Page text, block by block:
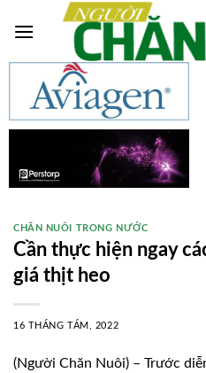
CHĂN NUÔI TRONG NƯỚC
Cần thực hiện ngay
giá thịt heo
16 THÁNG TÁM, 2022
(Người Chăn Nuôi) – Trước